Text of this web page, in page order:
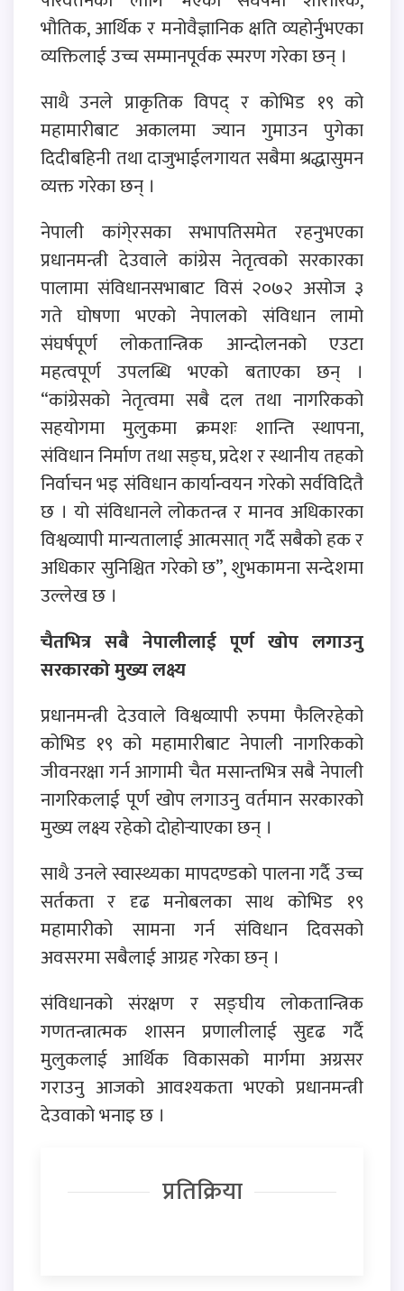
भौतिक, आर्थिक र मनोवैज्ञानिक क्षति व्यहोर्नुभएका
व्यक्तिलाई उच्च सम्मानपूर्वक स्मरण गरेका छन् ।
साथै उनले प्राकृतिक विपद् र कोभिड १९ को
महामारीबाट अकालमा ज्यान गुमाउन पुगेका
दिदीबहिनी तथा दाजुभाईलगायत सबैमा श्रद्धासुमन
व्यक्त गरेका छन् ।
नेपाली कांगे्रसका सभापतिसमेत रहनुभएका
प्रधानमन्त्री देउवाले कांग्रेस नेतृत्वको सरकारका
पालामा संविधानसभाबाट विसं २०७२ असोज ३
गते घोषणा भएको नेपालको संविधान लामो
संघर्षपूर्ण लोकतान्त्रिक आन्दोलनको एउटा
महत्वपूर्ण उपलब्धि भएको बताएका छन् ।
“कांग्रेसको नेतृत्वमा सबै दल तथा नागरिकको
सहयोगमा मुलुकमा क्रमशः शान्ति स्थापना,
संविधान निर्माण तथा सङ्घ, प्रदेश र स्थानीय तहको
निर्वाचन भइ संविधान कार्यान्वयन गरेको सर्वविदितै
छ । यो संविधानले लोकतन्त्र र मानव अधिकारका
विश्वव्यापी मान्यतालाई आत्मसात् गर्दै सबैको हक र
अधिकार सुनिश्चित गरेको छ”, शुभकामना सन्देशमा
उल्लेख छ ।
चैतभित्र सबै नेपालीलाई पूर्ण खोप लगाउनु
सरकारको मुख्य लक्ष्य
प्रधानमन्त्री देउवाले विश्वव्यापी रुपमा फैलिरहेको
कोभिड १९ को महामारीबाट नेपाली नागरिकको
जीवनरक्षा गर्न आगामी चैत मसान्तभित्र सबै नेपाली
नागरिकलाई पूर्ण खोप लगाउनु वर्तमान सरकारको
मुख्य लक्ष्य रहेको दोहोर्‍याएका छन् ।
साथै उनले स्वास्थ्यका मापदण्डको पालना गर्दै उच्च
सर्तकता र दृढ मनोबलका साथ कोभिड १९
महामारीको सामना गर्न संविधान दिवसको
अवसरमा सबैलाई आग्रह गरेका छन् ।
संविधानको संरक्षण र सङ्घीय लोकतान्त्रिक
गणतन्त्रात्मक शासन प्रणालीलाई सुदृढ गर्दै
मुलुकलाई आर्थिक विकासको मार्गमा अग्रसर
गराउनु आजको आवश्यकता भएको प्रधानमन्त्री
देउवाको भनाइ छ ।
प्रतिक्रिया